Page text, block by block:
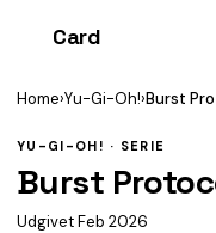
Card
Home›Yu-Gi-Oh!›Burst
YU-GI-OH! · SERIE
Burst
Udgivet Feb 2026